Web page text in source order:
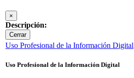
×
Descripción:
Cerrar
Uso Profesional de la Información Digital
Uso Profesional de la Información Digital